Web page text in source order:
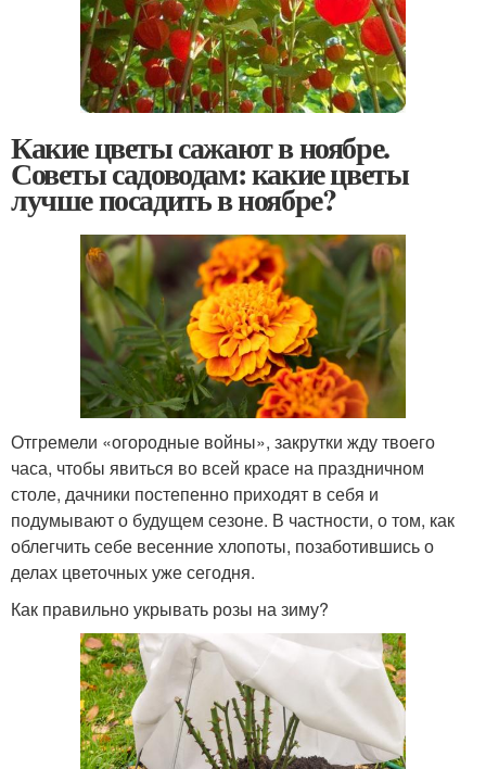
Какие цветы сажают в ноябре.
Советы садоводам: какие цветы
лучше посадить в ноябре?
Отгремели «огородные войны», закрутки жду твоего
часа, чтобы явиться во всей красе на праздничном
столе, дачники постепенно приходят в себя и
подумывают о будущем сезоне. В частности, о том, как
облегчить себе весенние хлопоты, позаботившись о
делах цветочных уже сегодня.
Как правильно укрывать розы на зиму?